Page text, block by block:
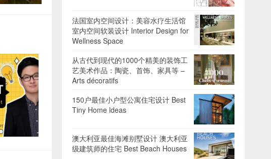
法国室内空间设计：美容水疗生活馆
室内空间软装设计 Interior Design for
Wellness Space
从古代到现代的1000个精美的装饰工
艺美术作品：陶瓷、首饰、家具等 –
Arts décoratifs
150户最佳小户型公寓住宅设计 Best
Tiny Home ldeas
澳大利亚最佳海滩别墅设计 澳大利亚
级建筑师的住宅 Best Beach Houses